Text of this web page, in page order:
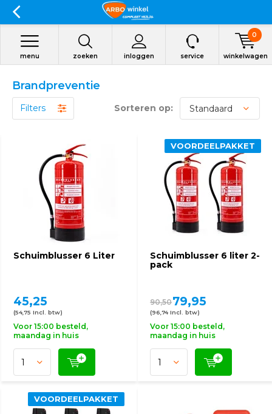
zoeken inloggen
menu service winkelwagen
0
Brandpreventie
Filters Sorteren op:
Schuimblusser 6 Liter
45,25
(54,75 Incl. btw)
Voor 15:00 besteld,
maandag in huis
Schuimblusser 6 liter 2-
pack
VOORDEELPAKKET
90,5079,95
(96,74 Incl. btw)
Voor 15:00 besteld,
maandag in huis
VOORDEELPAKKET